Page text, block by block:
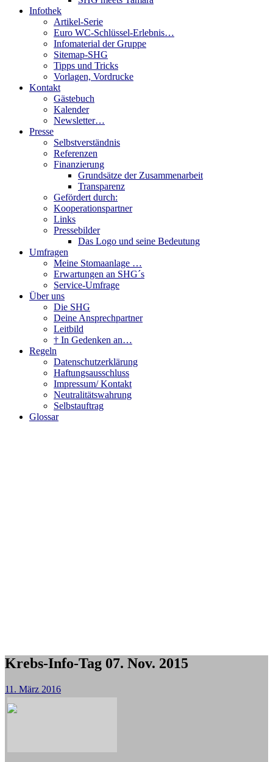
Infothek
Artikel-Serie
Euro WC-Schlüssel-Erlebnis…
Infomaterial der Gruppe
Sitemap-SHG
Tipps und Tricks
Vorlagen, Vordrucke
Kontakt
Gästebuch
Kalender
Newsletter…
Presse
Selbstverständnis
Referenzen
Finanzierung
Grundsätze der Zusammenarbeit
Transparenz
Gefördert durch:
Kooperationspartner
Links
Pressebilder
Das Logo und seine Bedeutung
Umfragen
Meine Stomaanlage …
Erwartungen an SHG´s
Service-Umfrage
Über uns
Die SHG
Deine Ansprechpartner
Leitbild
† In Gedenken an…
Regeln
Datenschutzerklärung
Haftungsausschluss
Impressum/ Kontakt
Neutralitätswahrung
Selbstauftrag
Glossar
Krebs-Info-Tag 07. Nov. 2015
11. März 2016